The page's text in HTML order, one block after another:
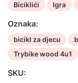
Biciklići Igra
Oznaka:
bicikl za djecu
Trybike wood 4u1
SKU: